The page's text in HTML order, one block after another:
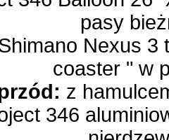
pasy
Nexus 3
coaster " w
z
346